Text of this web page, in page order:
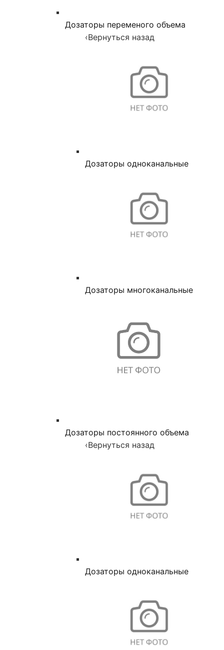
Дозаторы переменого объема
‹Вернуться назад
Дозаторы одноканальные
Дозаторы многоканальные
Дозаторы постоянного объема
‹Вернуться назад
Дозаторы одноканальные